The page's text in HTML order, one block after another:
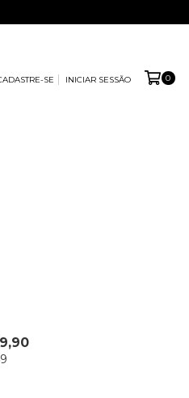
SE INICIAR SESSÃO 0